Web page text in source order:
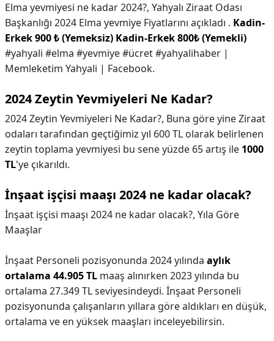
Elma yevmiyesi ne kadar 2024?, Yahyalı Ziraat Odası
Başkanlığı 2024 Elma yevmiye Fiyatlarını açıkladı . Kadin-
Erkek 900 ₺ (Yemeksiz) Kadin-Erkek 800₺ (Yemekli)
#yahyali #elma #yevmiye #ücret #yahyalihaber |
Memleketim Yahyali | Facebook.
2024 Zeytin Yevmiyeleri Ne Kadar?
2024 Zeytin Yevmiyeleri Ne Kadar?, Buna göre yine Ziraat
odaları tarafından geçtiğimiz yıl 600 TL olarak belirlenen
zeytin toplama yevmiyesi bu sene yüzde 65 artış ile 1000
TL'ye çıkarıldı.
İnşaat işçisi maaşı 2024 ne kadar olacak?
İnşaat işçisi maaşı 2024 ne kadar olacak?, Yıla Göre
Maaşlar
İnşaat Personeli pozisyonunda 2024 yılında aylık
ortalama 44.905 TL maaş alınırken 2023 yılında bu
ortalama 27.349 TL seviyesindeydi. İnşaat Personeli
pozisyonunda çalışanların yıllara göre aldıkları en düşük,
ortalama ve en yüksek maaşları inceleyebilirsin.